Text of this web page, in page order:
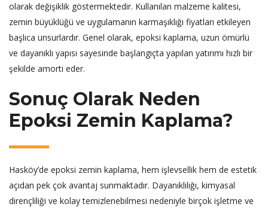
olarak değişiklik göstermektedir. Kullanılan malzeme kalitesi,
zemin büyüklüğü ve uygulamanın karmaşıklığı fiyatları etkileyen
başlıca unsurlardır. Genel olarak, epoksi kaplama, uzun ömürlü
ve dayanıklı yapısı sayesinde başlangıçta yapılan yatırımı hızlı bir
şekilde amorti eder.
Sonuç Olarak Neden
Epoksi Zemin Kaplama?
Hasköy’de epoksi zemin kaplama, hem işlevsellik hem de estetik
açıdan pek çok avantaj sunmaktadır. Dayanıklılığı, kimyasal
dirençliliği ve kolay temizlenebilmesi nedeniyle birçok işletme ve